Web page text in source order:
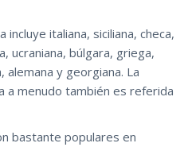
incluye italiana, siciliana, checa,
ucraniana, búlgara, griega,
alemana y georgiana. La
a menudo también es referida
bastante populares en